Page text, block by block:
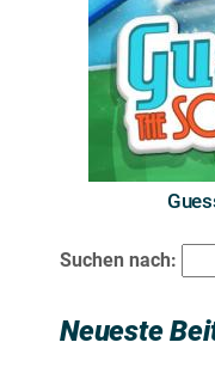
Suchen nach:
Neueste